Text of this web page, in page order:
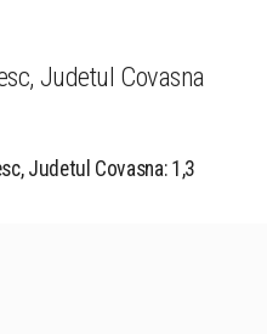
Judetul Covasna
Judetul Covasna: 1,3